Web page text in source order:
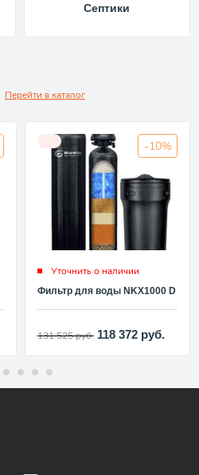
Септики
Перейти в каталог
-10%
Уточнить о наличии
Фильтр для воды NKX1000 D
131 525руб. 118 372 руб.